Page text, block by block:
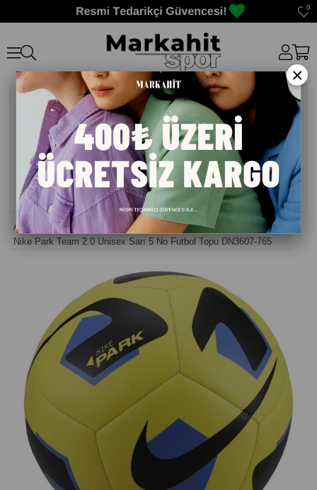
0
Anasayfa> Futbol Topu
Nike Park Team 2.0 Unisex Sarı 5 No Futbol Topu DN3607-765
×